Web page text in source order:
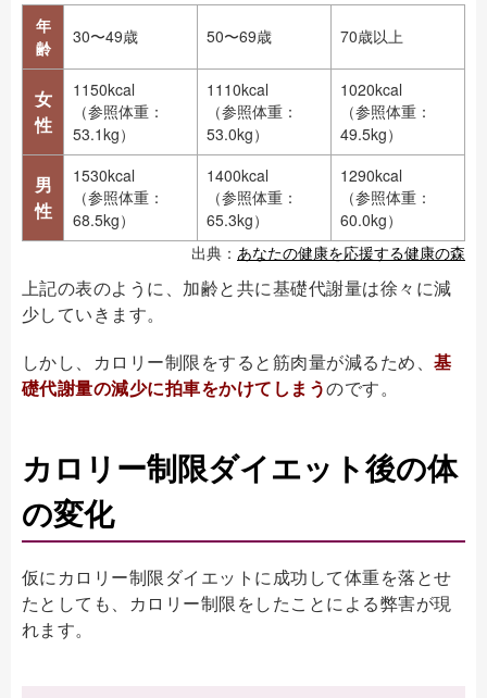
年
齢
30〜49歳 50〜69歳 70歳以上
女
性
1150kcal
（参照体重：
53.1kg）
1110kcal
（参照体重：
53.0kg）
1020kcal
（参照体重：
49.5kg）
男
性
1530kcal
（参照体重：
68.5kg）
1400kcal
（参照体重：
65.3kg）
1290kcal
（参照体重：
60.0kg）
出典： あなたの健康を応援する健康の森
上記の表のように、加齢と共に基礎代謝量は徐々に減
少していきます。
しかし、カロリー制限をすると筋肉量が減るため、基
礎代謝量の減少に拍車をかけてしまうのです。
カロリー制限ダイエット後の体
の変化
仮にカロリー制限ダイエットに成功して体重を落とせ
たとしても、カロリー制限をしたことによる弊害が現
れます。